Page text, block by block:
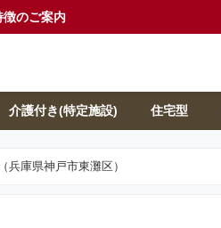
徴のご案内
介護付き(特定施設) 住宅型
兵庫県神戸市東灘区）